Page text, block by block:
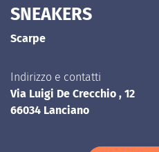
SNEAKERS
Scarpe
Indirizzo e contatti
Via Luigi De Crecchio , 12
66034 Lanciano